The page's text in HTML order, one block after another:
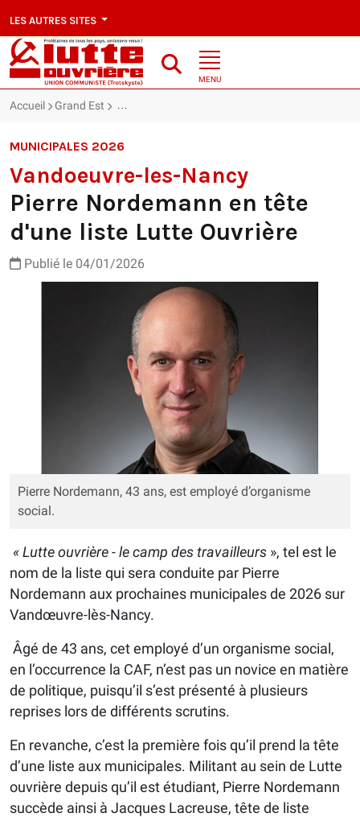
LES AUTRES SITES
MENU
Accueil Grand Est Pierre Nordemann en tête d'une liste Lutte
MUNICIPALES 2026
Vandoeuvre-les-Nancy
Pierre Nordemann en tête
d'une liste Lutte Ouvrière
Publié le 04/01/2026
Pierre Nordemann, 43 ans, est employé d’organisme
social.
« Lutte ouvrière - le camp des travailleurs », tel est le
nom de la liste qui sera conduite par Pierre
Nordemann aux prochaines municipales de 2026 sur
Vandœuvre-lès-Nancy.
Âgé de 43 ans, cet employé d’un organisme social,
en l’occurrence la CAF, n’est pas un novice en matière
de politique, puisqu’il s’est présenté à plusieurs
reprises lors de différents scrutins.
En revanche, c’est la première fois qu’il prend la tête
d’une liste aux municipales. Militant au sein de Lutte
ouvrière depuis qu’il est étudiant, Pierre Nordemann
succède ainsi à Jacques Lacreuse, tête de liste